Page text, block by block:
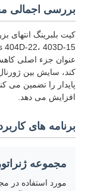
بررسی اجمالی
عنوان جزء اصلی
کند، سایش بین
پایدار را تضمین می
افزایش می دهد.
برنامه های
مجموعه